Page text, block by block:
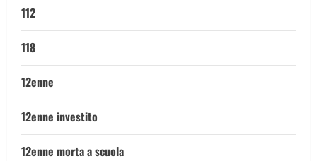
112
118
12enne
12enne investito
12enne morta a scuola